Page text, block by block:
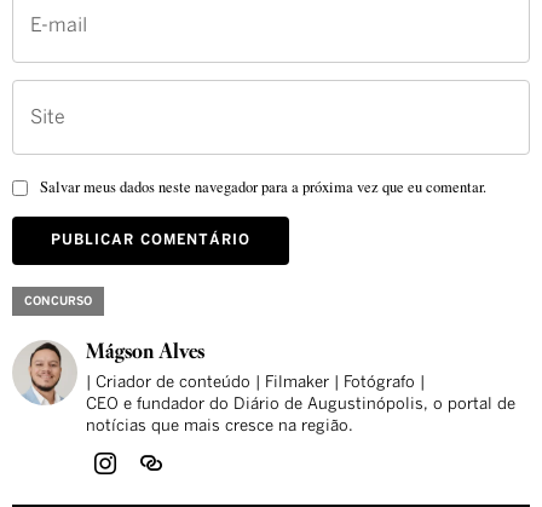
Salvar meus dados neste navegador para a próxima vez que eu comentar.
CONCURSO
Mágson Alves
| Criador de conteúdo | Filmaker | Fotógrafo |
CEO e fundador do Diário de Augustinópolis, o portal de
notícias que mais cresce na região.